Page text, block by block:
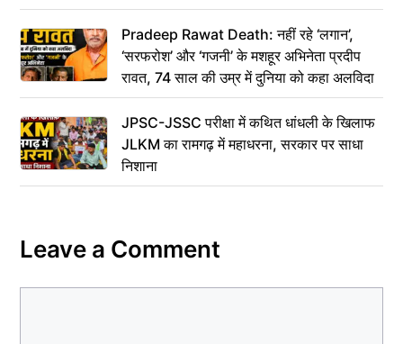
Pradeep Rawat Death: नहीं रहे ‘लगान’,
‘सरफरोश’ और ‘गजनी’ के मशहूर अभिनेता प्रदीप
रावत, 74 साल की उम्र में दुनिया को कहा अलविदा
JPSC-JSSC परीक्षा में कथित धांधली के खिलाफ
JLKM का रामगढ़ में महाधरना, सरकार पर साधा
निशाना
Leave a Comment